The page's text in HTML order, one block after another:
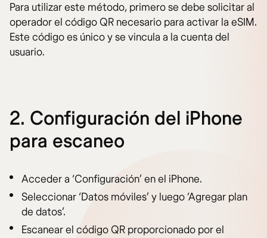
Para utilizar este método, primero se debe solicitar al
operador el código QR necesario para activar la eSIM.
Este código es único y se vincula a la cuenta del
usuario.
2. Configuración del iPhone
para escaneo
Acceder a ‘Configuración’ en el iPhone.
Seleccionar ‘Datos móviles’ y luego ‘Agregar plan
de datos’.
Escanear el código QR proporcionado por el